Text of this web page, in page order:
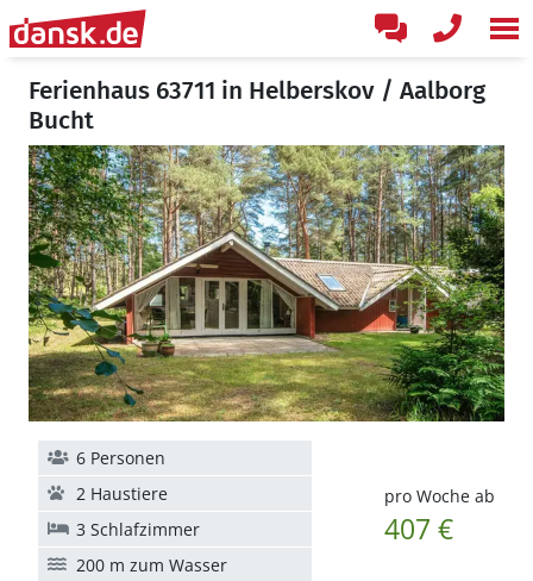
Ferienhaus 63711 in Helberskov / Aalborg
Bucht
pro Woche ab
407 €
6 Personen
2 Haustiere
3 Schlafzimmer
200 m zum Wasser